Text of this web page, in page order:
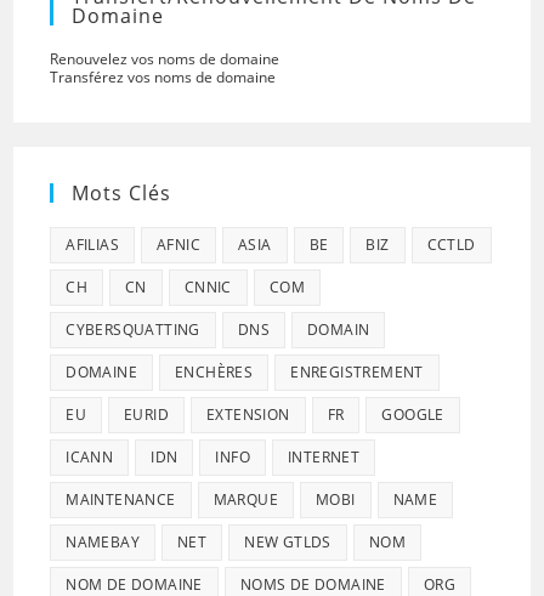
Domaine
Renouvelez vos noms de domaine
Transférez vos noms de domaine
Mots Clés
AFILIAS AFNIC ASIA BE BIZ CCTLD
CH CN CNNIC COM
CYBERSQUATTING DNS DOMAIN
DOMAINE ENCHÈRES ENREGISTREMENT
EU EURID EXTENSION FR GOOGLE
ICANN IDN INFO INTERNET
MAINTENANCE MARQUE MOBI NAME
NAMEBAY NET NEW GTLDS NOM
NOM DE DOMAINE NOMS DE DOMAINE ORG